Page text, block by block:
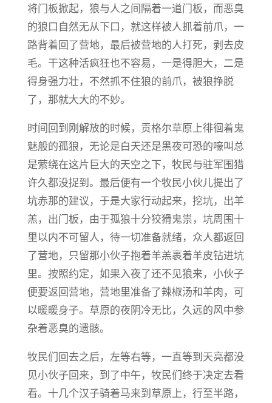
将门板掀起，狼与人之间隔着一道门板，而恶臭
的狼口自然无从下口，就这样被人抓着前爪，一
路背着回了营地，最后被营地的人打死，剥去皮
毛。干这种活疯狂也不容易，一是得胆大，二是
得身强力壮，不然抓不住狼的前爪，被狼挣脱
了，那就大大的不妙。
时间回到刚解放的时候，贡格尔草原上徘徊着鬼
魅般的孤狼，无论是白天还是黑夜可恐的嚎叫总
是萦绕在这片巨大的天空之下，牧民与驻军围猎
许久都没捉到。最后便有一个牧民小伙儿提出了
坑赤那的建议，于是大家行动起来，挖坑，出羊
羔，出门板，由于孤狼十分狡猾鬼祟，坑周围十
里以内不可留人，待一切准备就绪，众人都返回
了营地，只留那小伙子抱着羊羔裹着羊皮钻进坑
里。按照约定，如果入夜了还不见狼来，小伙子
便要返回营地，营地里准备了辣椒汤和羊肉，可
以暖暖身子。​草原的夜阴冷无比，久远的风中参
杂着恶臭的遗骸。
​牧民们回去之后，左等右等，一直等到天亮都没
见小伙子回来，到了中午，牧民们终于决定去看
看。十几个汉子骑着马来到草原上，行至半路，